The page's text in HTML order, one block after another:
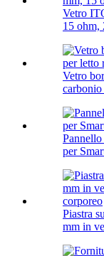
Vetro
15 ohm,
Vetro
per
Piastra
mm in